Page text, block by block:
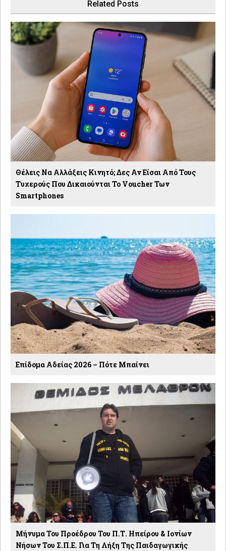
Related Posts
Θέλεις Να Αλλάξεις Κινητό; Δες Αν Είσαι Από Τους
Τυχερούς Που Δικαιούνται Το Voucher Των
Smartphones
Επίδομα Αδείας 2026 – Πότε Μπαίνει
Μήνυμα Του Προέδρου Του Π.Τ. Ηπείρου & Ιονίων
Νήσων Του Σ.Π.Ε. Για Τη Λήξη Της Παιδαγωγικής